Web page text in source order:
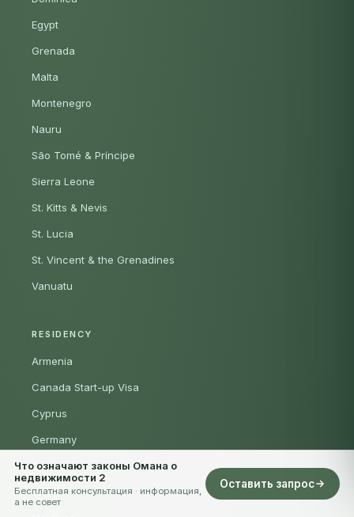
Что означают законы Омана о
недвижимости 2
Бесплатная консультация · информация,
а не совет
Оставить запрос
Egypt
Grenada
Malta
Montenegro
Nauru
São Tomé & Príncipe
Sierra Leone
St. Kitts & Nevis
St. Lucia
St. Vincent & the Grenadines
Vanuatu
RESIDENCY
Armenia
Canada Start-up Visa
Cyprus
Germany
Greece
Italy